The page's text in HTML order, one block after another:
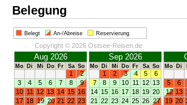
Belegung
Belegt An-/Abreise Reservierung
Copyright © 2026 Ostsee-Reisen.de
Aug 2026
Mo Di Mi Do Fr Sa So
1
2
3
4 5 6 7 8
9
10 11 12 13 14 15 16
17 18 19 20 21 22 23
Sep 2026
Mo Di Mi Do Fr Sa So
1 2 3 4 5
6
7
8 9 10 11 12 13
14 15 16 17 18 19 20
21 22 23 24 25 26 27
Mo Di
5
6
12 13
19 20